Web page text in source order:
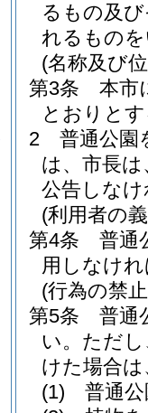
るもの及
れるもの
(名称及び
第3条
本市
とおりと
2
普通公園
は、市長
公告しな
(利用者の
第4条
普通
用しなけ
(行為の禁
第5条
普通
い。 ただ
けた場合
(1)
普通